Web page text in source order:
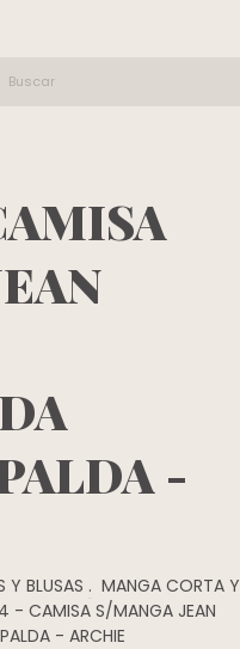
-
Y BLUSAS . MANGA CORTA Y
- CAMISA S/MANGA JEAN
- ARCHIE